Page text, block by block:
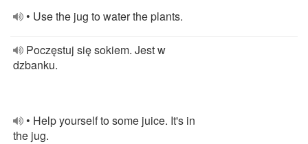
• Use the jug to water the plants.
Poczęstuj się sokiem. Jest w
dzbanku.
• Help yourself to some juice. It's in
the jug.